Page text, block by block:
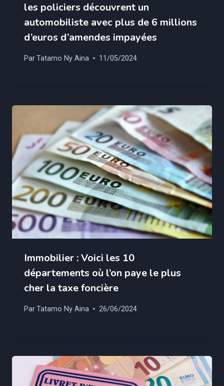
les policiers découvrent un
automobiliste avec plus de 6 millions
d’euros d’amendes impayées
ParTatamo Ny Aina 11/05/2024
Immobilier : Voici les 10
départements où l’on paye le plus
cher la taxe foncière
ParTatamo Ny Aina 26/06/2024